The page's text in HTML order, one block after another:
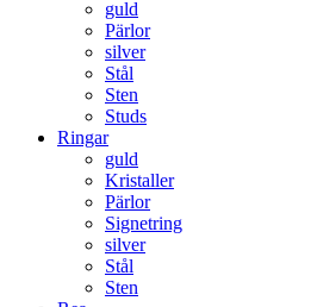
guld
Pärlor
silver
Stål
Sten
Studs
Ringar
guld
Kristaller
Pärlor
Signetring
silver
Stål
Sten